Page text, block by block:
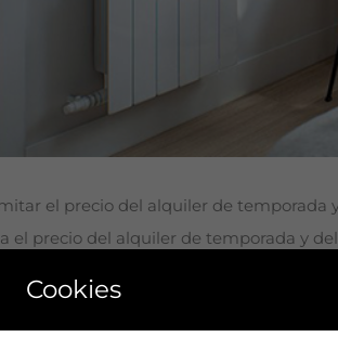
el precio del alquiler de temporada
el precio del alquiler de temporada y
adopta medidas urgentes en…
Cookies